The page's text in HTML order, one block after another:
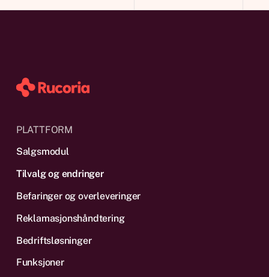
PLATTFORM
Salgsmodul
Tilvalg og endringer
Befaringer og overleveringer
Reklamas­jonshåndtering
Bedriftsløsninger
Funksjoner